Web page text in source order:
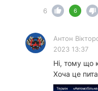
6
6
Антон
2023 13:37
Ні, тому що
Хоча це